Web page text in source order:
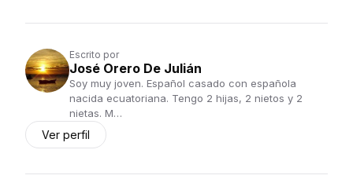
Escrito por
José Orero De Julián
Soy muy joven. Español casado con española
nacida ecuatoriana. Tengo 2 hijas, 2 nietos y 2
nietas. M…
Ver perfil